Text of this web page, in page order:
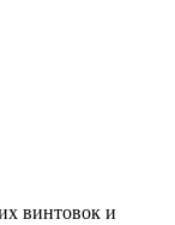
винтовок и